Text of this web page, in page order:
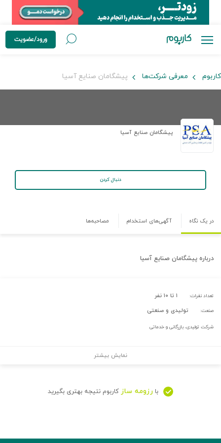
ورود/عضویت
کاربوم معرفی شرکت‌ها پیشگامان صنایع آسیا
پیشگامان صنایع آسیا
دنبال کردن
در یک نگاه آگهی‌های استخدام مصاحبه‌ها
درباره پیشگامان صنایع آسیا
تعداد نفرات: ۱ تا ۱۰ نفر
صنعت: تولیدی و صنعتی
شرکت تولیدی، بازرگانی و خدماتی
نمایش بیشتر
با رزومه ساز کاربوم نتیجه بهتری بگیرید